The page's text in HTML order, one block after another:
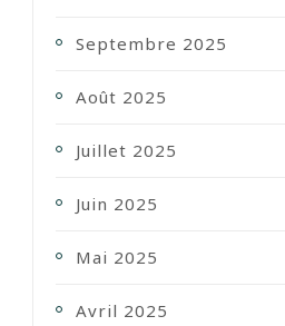
Septembre 2025
Août 2025
Juillet 2025
Juin 2025
Mai 2025
Avril 2025